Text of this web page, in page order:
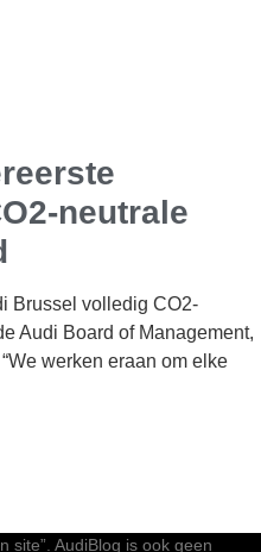
neutrale
Brussel volledig CO2-
Audi Board of Management,
werken eraan om elke
site”. AudiBlog is ook geen